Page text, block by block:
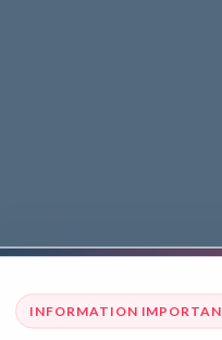
INFORMATION